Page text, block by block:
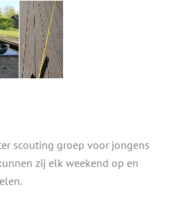
scouting groep voor jongens
zij elk weekend op en